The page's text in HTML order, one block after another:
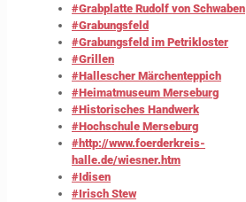
#Grabplatte Rudolf von Schwaben
#Grabungsfeld
#Grabungsfeld im Petrikloster
#Grillen
#Hallescher Märchenteppich
#Heimatmuseum Merseburg
#Historisches Handwerk
#Hochschule Merseburg
#http://www.foerderkreis-
halle.de/wiesner.htm
#Idisen
#Irisch Stew